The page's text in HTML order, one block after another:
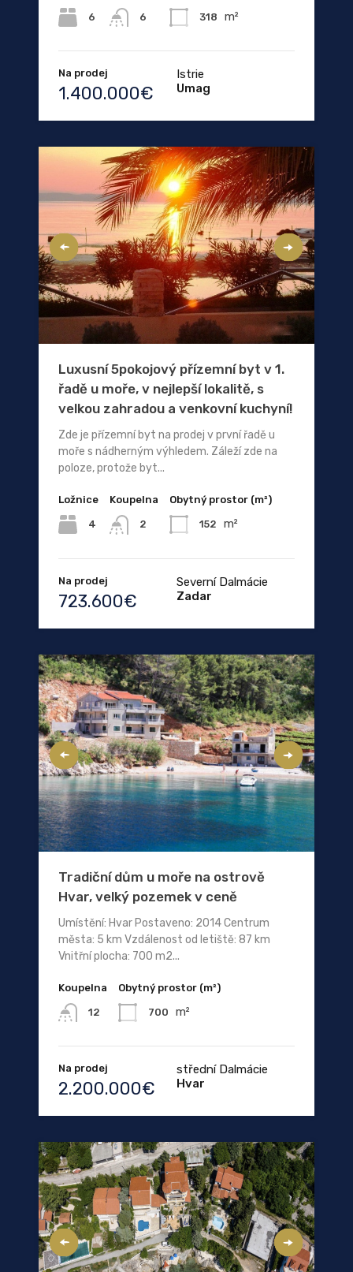
6 6 318 m²
Na prodej
1.400.000€
Istrie
Umag
Luxusní 5pokojový přízemní byt v 1.
řadě u moře, v nejlepší lokalitě, s
velkou zahradou a venkovní kuchyní!
Zde je přízemní byt na prodej v první řadě u
moře s nádherným výhledem. Záleží zde na
poloze, protože byt...
Ložnice
4
Koupelna
2
Obytný prostor (m²)
152 m²
Na prodej
723.600€
Severní Dalmácie
Zadar
Tradiční dům u moře na ostrově
Hvar, velký pozemek v ceně
Umístění: Hvar Postaveno: 2014 Centrum
města: 5 km Vzdálenost od letiště: 87 km
Vnitřní plocha: 700 m2...
Koupelna
12
Obytný prostor (m²)
700 m²
Na prodej
2.200.000€
střední Dalmácie
Hvar